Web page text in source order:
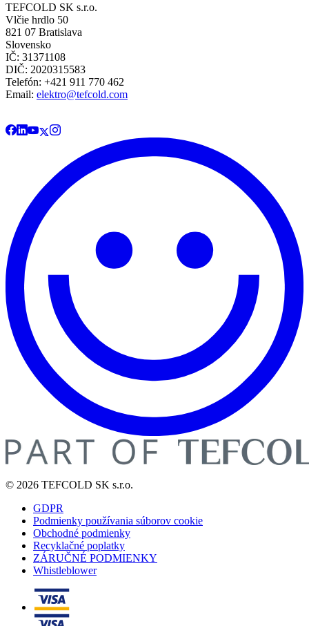
TEFCOLD SK s.r.o.
Vlčie hrdlo 50
821 07 Bratislava
Slovensko
IČ: 31371108
DIČ: 2020315583
Telefón: +421 911 770 462
Email: elektro@tefcold.com
© 2026 TEFCOLD SK s.r.o.
GDPR
Podmienky používania súborov cookie
Obchodné podmienky
Recyklačné poplatky
ZÁRUČNÉ PODMIENKY
Whistleblower